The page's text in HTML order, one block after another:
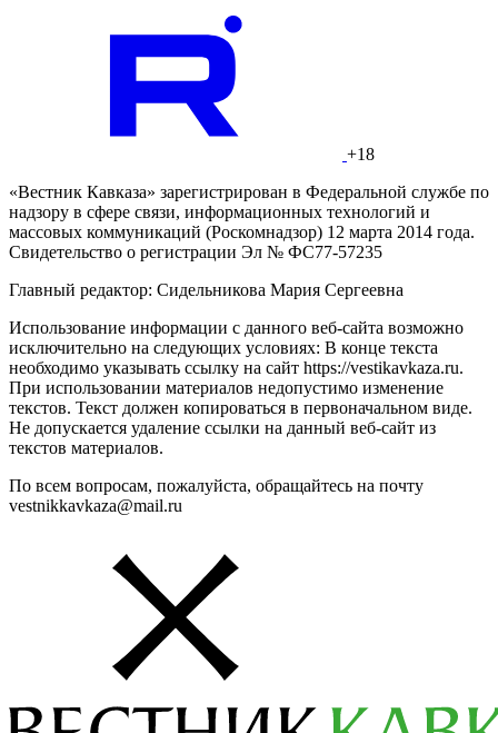
+18
«Вестник Кавказа» зарегистрирован в Федеральной службе по
надзору в сфере связи, информационных технологий и
массовых коммуникаций (Роскомнадзор) 12 марта 2014 года.
Свидетельство о регистрации Эл № ФС77-57235
Главный редактор: Сидельникова Мария Сергеевна
Использование информации с данного веб-сайта возможно
исключительно на следующих условиях: В конце текста
необходимо указывать ссылку на сайт https://vestikavkaza.ru.
При использовании материалов недопустимо изменение
текстов. Текст должен копироваться в первоначальном виде.
Не допускается удаление ссылки на данный веб-сайт из
текстов материалов.
По всем вопросам, пожалуйста, обращайтесь на почту
vestnikkavkaza@mail.ru